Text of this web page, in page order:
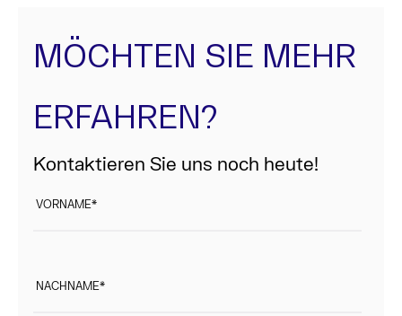
MÖCHTEN SIE MEHR
ERFAHREN?
Kontaktieren Sie uns noch heute!
VORNAME*
NACHNAME*